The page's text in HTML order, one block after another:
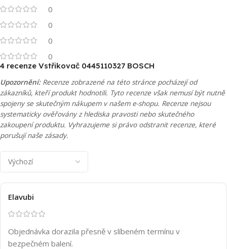
0
0
0
0
4 recenze Vstřikovač 0445110327 BOSCH
Upozornění:Recenze zobrazené na této stránce pocházejí od
zákazníků, kteří produkt hodnotili. Tyto recenze však nemusí být nutně
spojeny se skutečným nákupem v našem e-shopu. Recenze nejsou
systematicky ověřovány z hlediska pravosti nebo skutečného
zakoupení produktu. Vyhrazujeme si právo odstranit recenze, které
porušují naše zásady.
Elavubi
Objednávka dorazila přesně v slíbeném termínu v
bezpečném balení.